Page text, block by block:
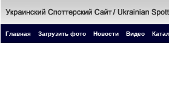
Главная Загрузить фото Новости Видео